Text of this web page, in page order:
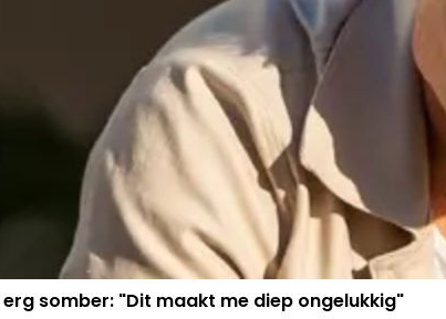
somber: "Dit maakt me diep ongelukkig"